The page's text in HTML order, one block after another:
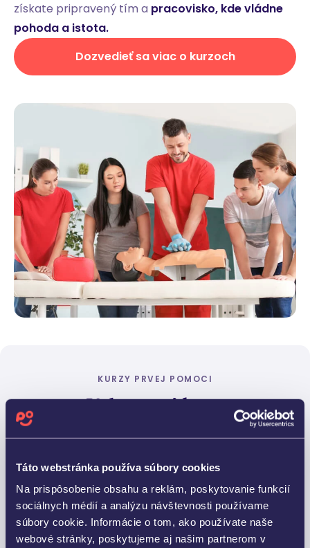
Táto webstránka používa súbory cookies
Na prispôsobenie obsahu a reklám, poskytovanie funkcií
sociálnych médií a analýzu návštevnosti používame
súbory cookie. Informácie o tom, ako používate naše
webové stránky, poskytujeme aj našim partnerom v
získate pripravený tím a pracovisko, kde vládne
pohoda a istota.
Dozvedieť sa viac o kurzoch
KURZY PRVEJ POMOCI
Vyberte si kurz
Doprajte svojim zamestnancomakreditované
na mieru vašej firme. Vďaka virtuálnej a rozšírenej
realite budú školeniapraktické, zážitkové a hlavne
užitočné . Vaši ľudia sa naučia, ako pohotovo a
správne pomôcť v každej situácii.